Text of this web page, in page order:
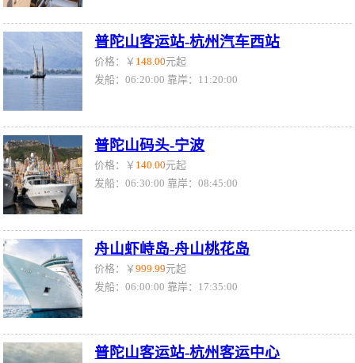
普陀山客运站-杭州汽车西站
价格：￥ 148.00元起
发船：06:20:00 靠岸：11:20:00
普陀山码头-宁波
价格：￥ 140.00元起
发船：06:30:00 靠岸：08:45:00
舟山虾峙岛-舟山桃花岛
价格：￥999.99元起
发船：06:00:00 靠岸：17:35:00
普陀山客运站-杭州客运中心